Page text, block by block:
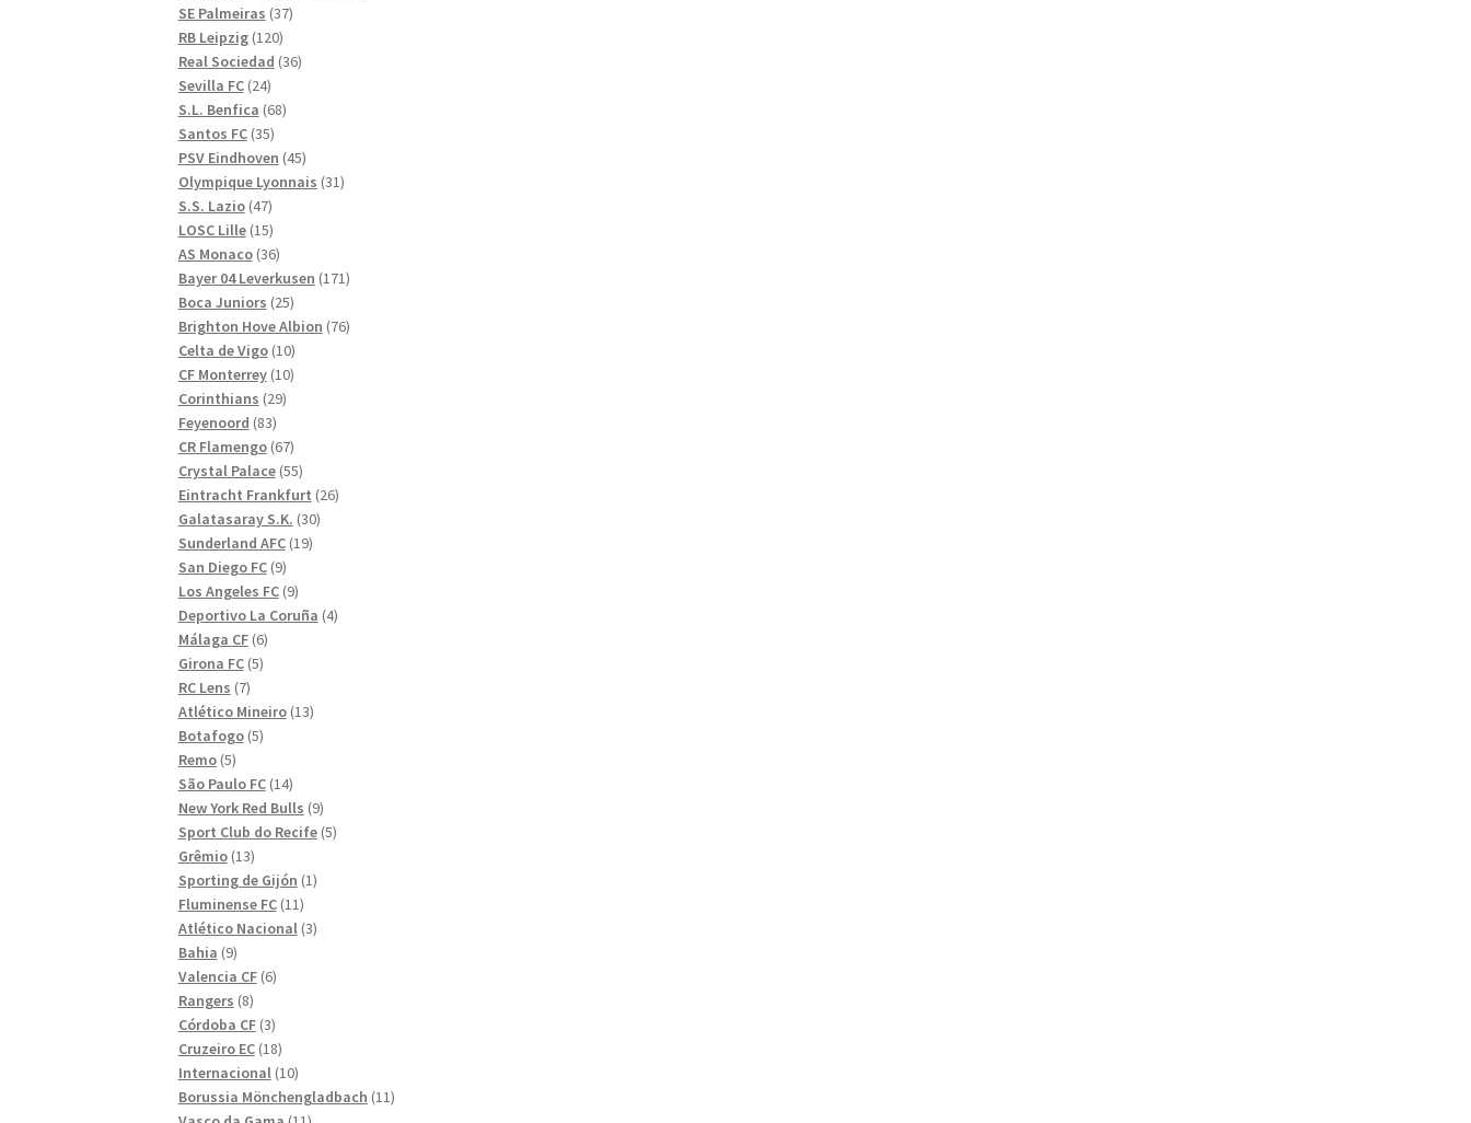
SE Palmeiras 3737
RB Leipzig 120120
produkter
Real Sociedad 3636
Sevilla FC 2424
produkter
S.L. Benfica 6868
Santos FC 3535
produkter
PSV Eindhoven 4545
produkter
Olympique Lyonnais 3131
S.S. Lazio 4747
produkter
LOSC Lille 1515
produkter
AS Monaco 3636
produkter
Bayer 04 Leverkusen 171171
Boca Juniors 2525
produkter
Brighton Hove Albion 7676
Celta de Vigo 1010
produkter
CF Monterrey 1010
Corinthians 2929
Feyenoord 8383
produkter
CR Flamengo 6767
produkter
Crystal Palace 5555
produkter
Eintracht Frankfurt 2626
Galatasaray S.K. 3030
Sunderland AFC 1919
San Diego FC 99
produkter
Los Angeles FC 99
produkter
Deportivo La Coruña 44
Málaga CF 66
produkter
Girona FC 55
RC Lens 77
produkter
Atlético Mineiro 1313
Botafogo 55
Remo 55
produkter
São Paulo FC 1414
produkter
New York Red Bulls 99
produkter
Sport Club do Recife 55
Grêmio 1313
produkter
Sporting de Gijón 11
Fluminense FC 1111
produkter
Atlético Nacional 33
Bahia 99
produkter
Valencia CF 66
Rangers 88
produkter
Córdoba CF 33
produkter
Cruzeiro EC 1818
produkter
Internacional 1010
produkter
Borussia Mönchengladbach 1111